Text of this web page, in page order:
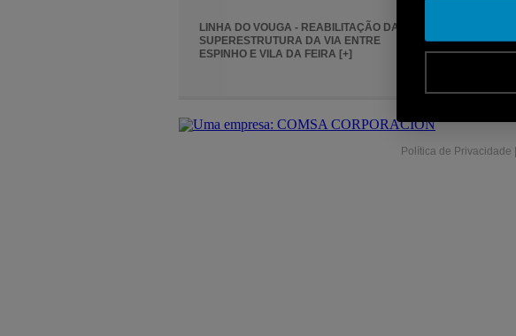
LINHA DO VOUGA - REABILITAÇÃO DA
SUPERESTRUTURA DA VIA ENTRE
ESPINHO E VILA DA FEIRA [+]
Política de Privacidade